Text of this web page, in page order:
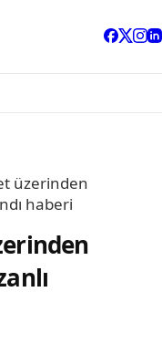
üzerinden
haberi